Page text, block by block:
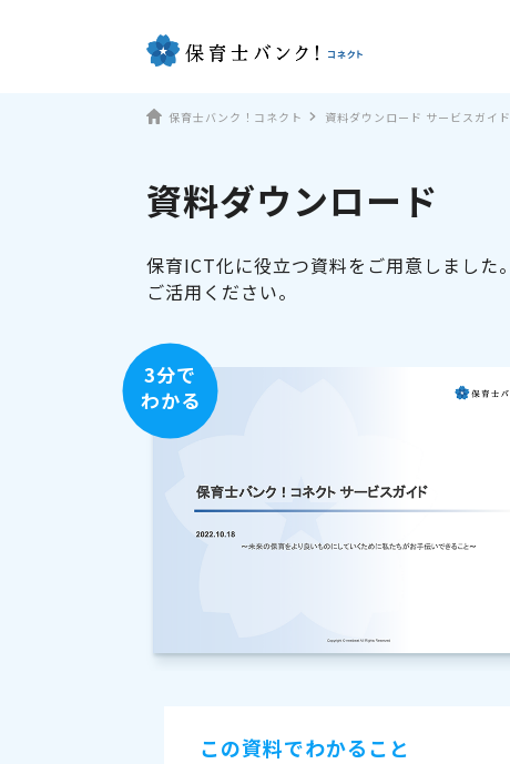
保育士バンク！コネクト 資料ダウンロード サービスガイド
資料ダウンロード
保育ICT化に役立つ資料をご用意しました
ご活用ください。
3分で
わかる
この資料でわかること